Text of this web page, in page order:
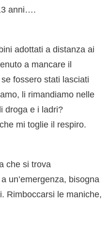
anni….
adottati a distanza ai
a mancare il
fossero stati lasciati
li rimandiamo nelle
droga e i ladri?
mi toglie il respiro.
che si trova
un’emergenza, bisogna
Rimboccarsi le maniche,